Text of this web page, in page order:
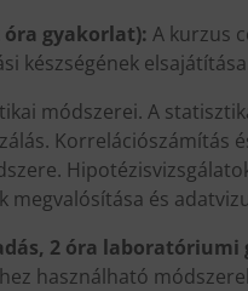
óra gyakorlat): A kurzus
készségének
módszerei. A
Korrelációszámítás
megvalósítása és
2 óra laboratóriumi
használható